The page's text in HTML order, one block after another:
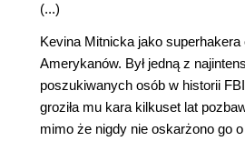
(...)
Kevina Mitnicka jako superhakera
Amerykanów. Był jedną z
poszukiwanych osób w historii
groziła mu kara kilkuset lat
mimo że nigdy nie oskarżono go